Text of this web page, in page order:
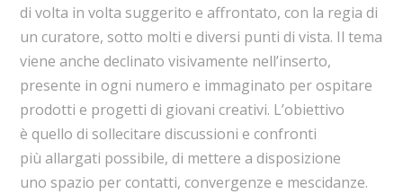
di volta in volta suggerito e affrontato, con la regia di
un curatore, sotto molti e diversi punti di vista. Il tema
viene anche declinato visivamente nell’inserto,
presente in ogni numero e immaginato per ospitare
prodotti e progetti di giovani creativi. L’obiettivo
è quello di sollecitare discussioni e confronti
più allargati possibile, di mettere a disposizione
uno spazio per contatti, convergenze e mescidanze.